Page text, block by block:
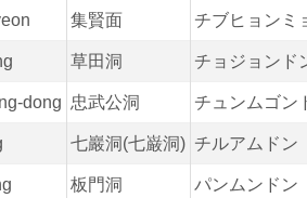
集賢面 チブヒョンミ
草田洞 チョジョンド
dong 忠武公洞 チュンムゴン
七巖洞(七巌洞) チルアムドン
板門洞 パンムンドン